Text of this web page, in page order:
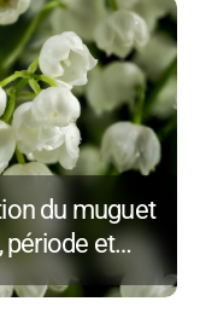
du muguet
période et